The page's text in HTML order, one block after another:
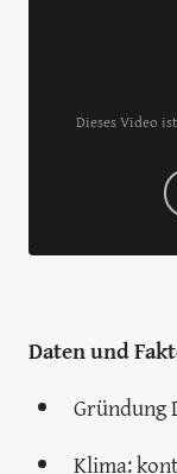
Dieses Video
Daten und
Gründung
Klima: